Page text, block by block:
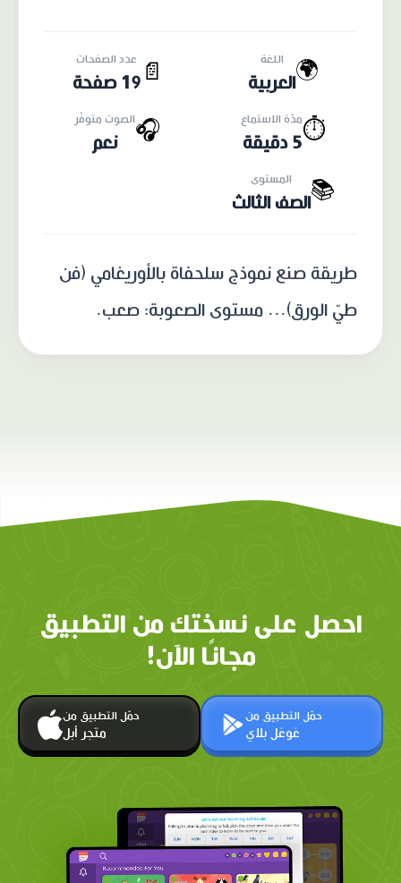
🌍 اللغة
العربية 📄
عدد الصفحات
19 صفحة
⏱️مدّة الاستماع
5 دقيقة
🎧الصوت متوفّر
نعم
📚 المستوى
الصف الثالث
طريقة صنع نموذج سلحفاة بالأوريغامي (فن
طيّ الورق)... مستوى الصعوبة: صعب.
احصل على نسختك من التطبيق
مجانًا الآن!
حمّل التطبيق من
متجر أبل
حمّل التطبيق من
غوغل بلاي